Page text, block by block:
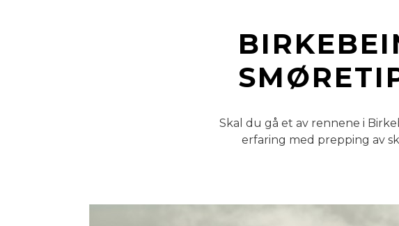
Skal du gå et av rennene i
erfaring med prepping av